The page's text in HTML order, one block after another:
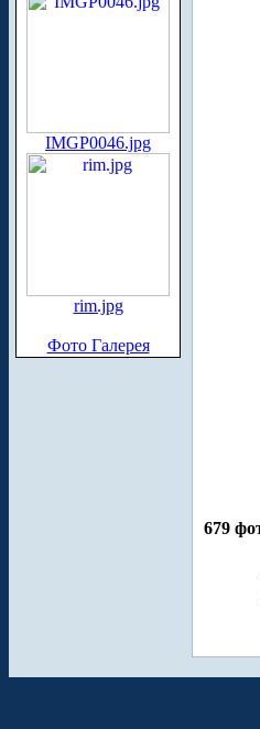
IMGP0046.jpg
rim.jpg
Фото Галерея
679